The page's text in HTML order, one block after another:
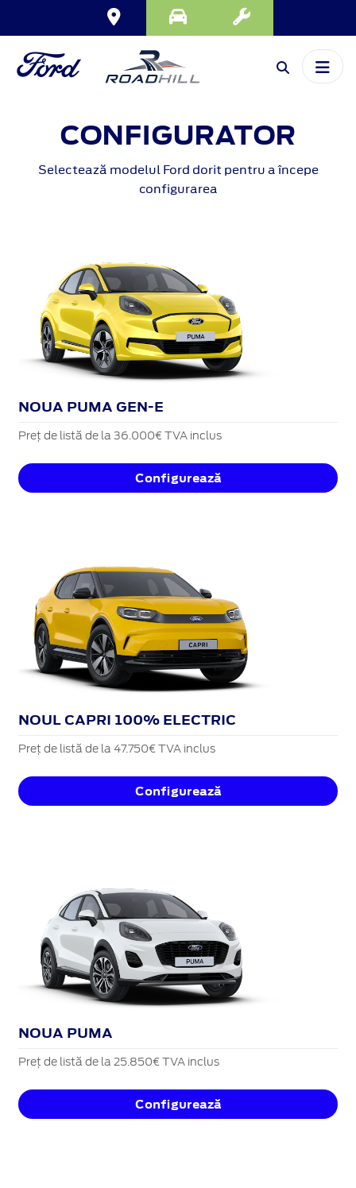
CONFIGURATOR
Selectează modelul Ford dorit pentru a începe
configurarea
NOUA PUMA GEN-E
Preț de listă de la 36.000€ TVA inclus
Configurează
NOUL CAPRI 100% ELECTRIC
Preț de listă de la 47.750€ TVA inclus
Configurează
NOUA PUMA
Preț de listă de la 25.850€ TVA inclus
Configurează